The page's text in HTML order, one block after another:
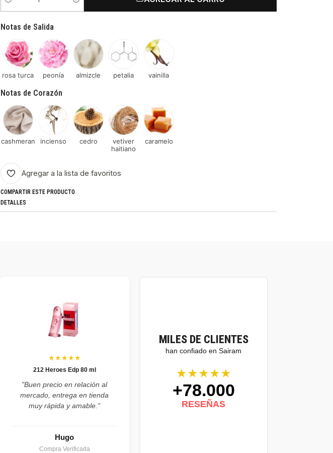
Cantidad
Notas de Salida
rosa turca peonía almizcle petalia vainilla
Notas de Corazón
cashmeran incienso cedro
vetiver
haitiano
caramelo
Agregar a la lista de favoritos
COMPARTIR ESTE PRODUCTO
DETALLES
MILES DE CLIENTES
han confiado en Sairam
★★★★★
+78.000
RESEÑAS
★★★★★
212 Heroes Edp 80 ml
"Buen precio en relación al
mercado, entrega en tienda
muy rápida y amable."
Hugo
Compra Verificada